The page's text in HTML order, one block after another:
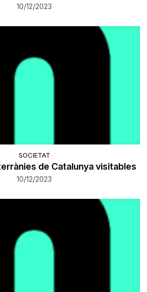
10/12/2023
SOCIETAT
de Catalunya visitables
10/12/2023